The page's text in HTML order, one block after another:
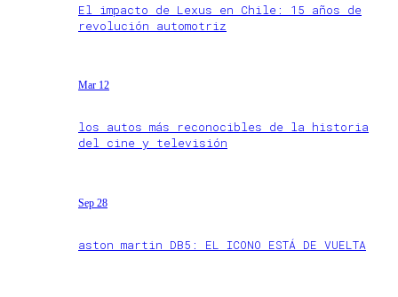
El impacto de Lexus en Chile: 15 años de
revolución automotriz
Mar 12
los autos más reconocibles de la historia
del cine y televisión
Sep 28
aston martin DB5: EL ICONO ESTÁ DE VUELTA